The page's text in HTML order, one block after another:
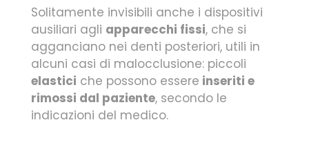
Solitamente invisibili anche i dispositivi
ausiliari agli apparecchi fissi, che si
agganciano nei denti posteriori, utili in
alcuni casi di malocclusione: piccoli
elastici che possono essere inseriti e
rimossi dal paziente, secondo le
indicazioni del medico.